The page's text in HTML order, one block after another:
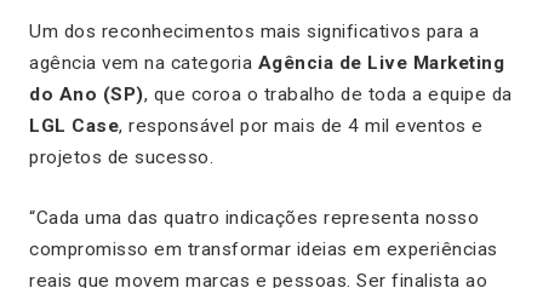
Um dos reconhecimentos mais significativos para a
agência vem na categoria Agência de Live Marketing
do Ano (SP), que coroa o trabalho de toda a equipe da
LGL Case, responsável por mais de 4 mil eventos e
projetos de sucesso.
“Cada uma das quatro indicações representa nosso
compromisso em transformar ideias em experiências
reais que movem marcas e pessoas. Ser finalista ao